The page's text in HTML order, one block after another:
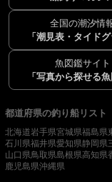
全国の潮汐情
「潮見表・タイドグ
魚図鑑サイト
「写真から探せる魚
都道府県の釣り船リスト
北海道岩手県宮城県福島県
石川県福井県愛知県静岡県
山口県鳥取県島根県高知県
鹿児島県沖縄県